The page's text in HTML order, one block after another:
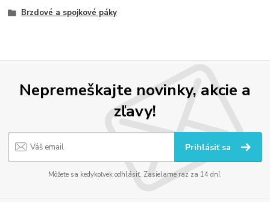
Brzdové a spojkové páky
Nepremeškajte novinky, akcie a
zľavy!
Prihlásiť sa
Môžete sa kedykoľvek odhlásiť. Zasielame raz za 14 dní.